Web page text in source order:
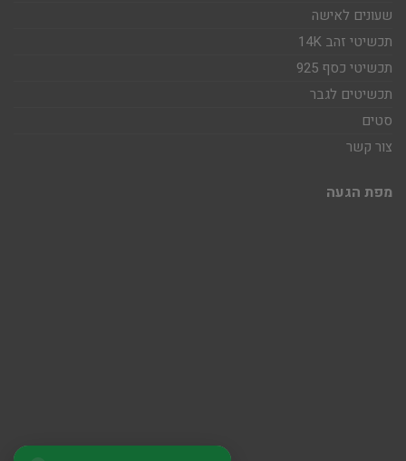
שעונים לאישה
תכשיטי זהב 14K
תכשיטי כסף 925
תכשיטים לגבר
סטים
צור קשר
מפת הגעה